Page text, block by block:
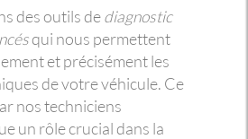
des outils dediagnostic
qui nous permettent
et précisément les
de votre véhicule. Ce
nos techniciens
un rôle crucial dans la